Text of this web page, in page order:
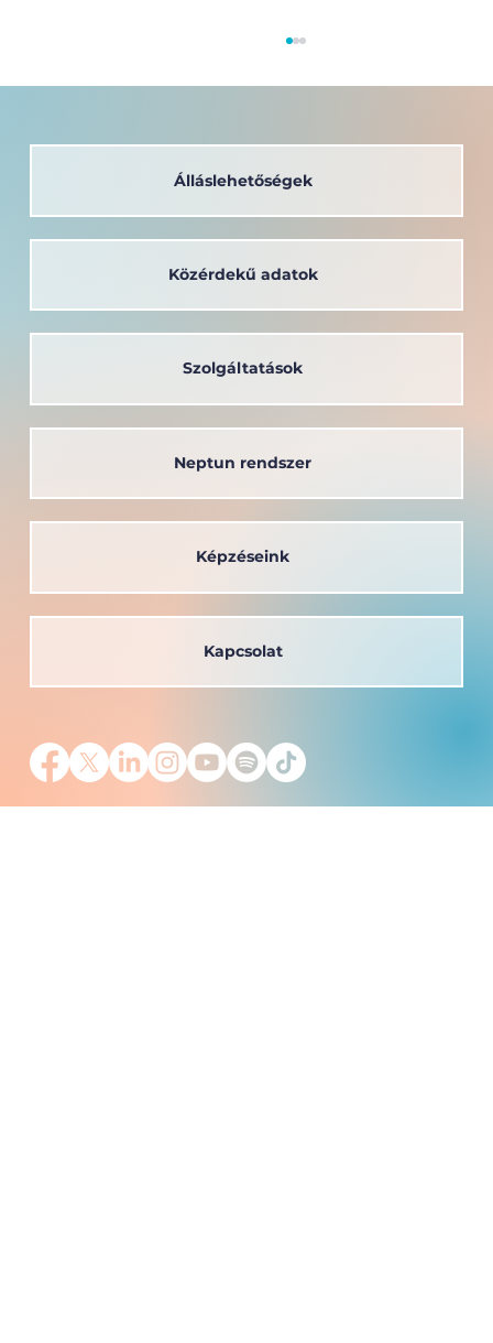
Álláslehetőségek
Neptun rendszer
Szolgáltatások
Kapcsolat
Közérdekű adatok
Képzéseink